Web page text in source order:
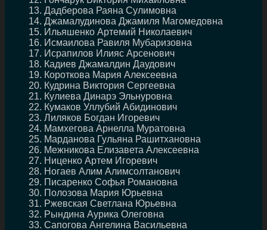
Дадберова Раяна Сулимовна
Джамалудинова Джамиля Магомедовна
Ильяшенко Артемий Николаевич
Исмаилова Равиля Мубаризовна
Исрапилов Илияс Арсенович
Кадиев Джамалдин Даудович
Короткова Мария Алексеевна
Кудрина Виктория Сергеевна
Кулиева Динарэ Эльнуровна
Кумаков Уллубий Абидинович
Лиляков Богдан Игоревич
Мамхегова Арнелла Муратовна
Марданова Гульяна Рашитхановна
Межникова Елизавета Алексеевна
Ниценко Артем Игоревич
Ногаев Алим Алимсолтанович
Писаренко Софья Романовна
Полозова Мария Юрьевна
Ржевская Светлана Юрьевна
Рындина Аурика Олеговна
Сапогова Ангелина Васильевна